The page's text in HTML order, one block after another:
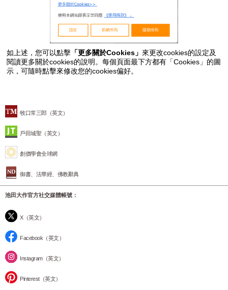
牧口常三郎（英文）
戶田城聖（英文）
創價學會全球網
御書、法華經、佛教辭典
池田大作官方社交媒體帳號：
X（英文）
Facebook（英文）
Instagram（英文）
Pinterest（英文）
如上述，您可以點擊 「更多關於Cookies」 來更改cookies的設定及
閱讀更多關於cookies的說明。每個頁面最下方都有「Cookies」的圖
示，可隨時點擊來修改您的cookies偏好。